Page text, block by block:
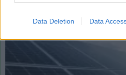
Data Deletion Data